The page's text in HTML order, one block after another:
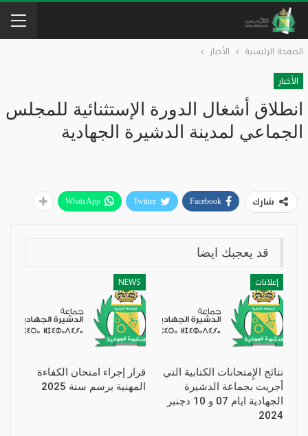
الصفحة الرئيسية
الأخبار
الأخبار
انطلاق أشغال الدورة الإستثنائية للمجلس
الجماعي لمدينة الدشيرة الجهادية
شارك Facebook
Twitter
WhatsApp
قد يعجبك ايضا
إعلانات
نتائج الإِمتحانات الكتابية التي
أجريت بجماعة الدشيرة
الجهادية ايام 07 و 10 دجنبر
2024
NEWS
قرار إجراء امتحان الكفاءة
المهنية برسم سنة 2025